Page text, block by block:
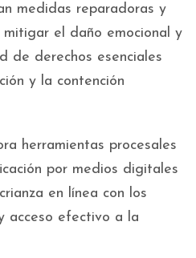
medidas reparadoras y
el daño emocional y
de derechos esenciales
y la contención
herramientas procesales
por medios digitales
en línea con los
acceso efectivo a la